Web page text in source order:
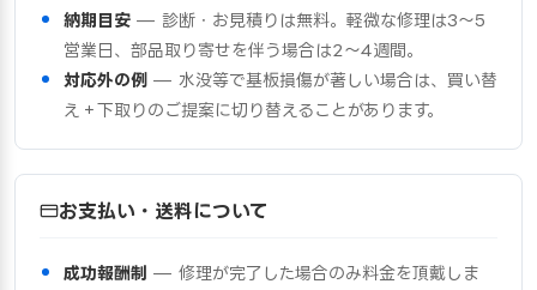
納期目安 — 診断・お見積りは無料。軽微な修理は3〜5
営業日、部品取り寄せを伴う場合は2〜4週間。
対応外の例 — 水没等で基板損傷が著しい場合は、買い替
え＋下取りのご提案に切り替えることがあります。
お支払い・送料について
成功報酬制 — 修理が完了した場合のみ料金を頂戴しま